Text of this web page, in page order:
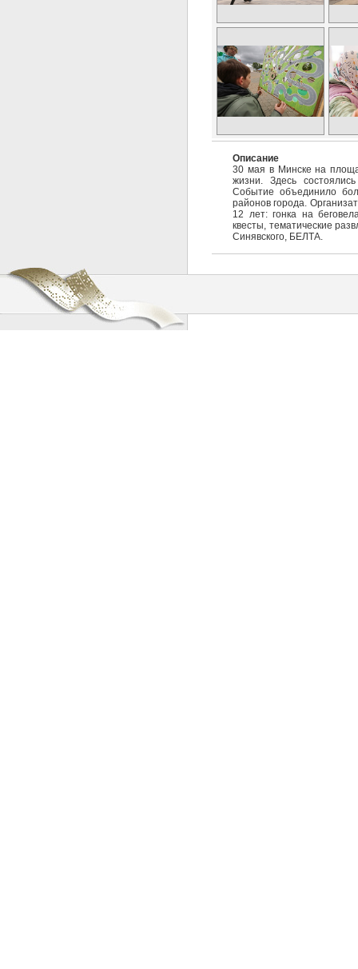
Описание
30 мая в Минске на
жизни. Здесь
Событие объединило
районов города.
12 лет: гонка на
квесты, тематические
Синявского, БЕЛТА.